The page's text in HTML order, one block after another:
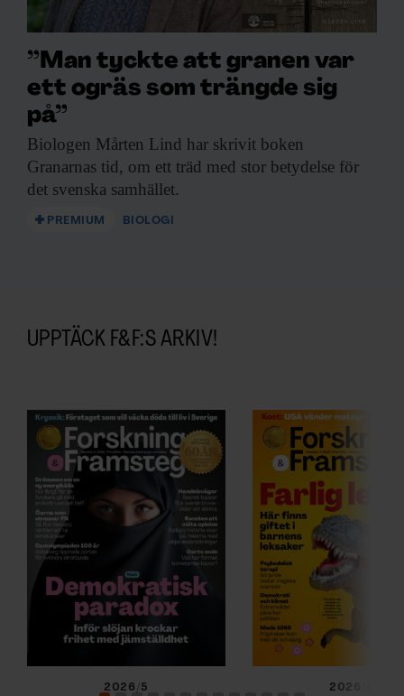
”Man tyckte att granen var
ett ogräs som trängde sig
på”
Biologen Mårten Lind har skrivit boken
Granarnas tid, om ett träd med stor betydelse för
det svenska samhället.
PREMIUM BIOLOGI
UPPTÄCK F&F:S ARKIV!
2026/5 2026/4